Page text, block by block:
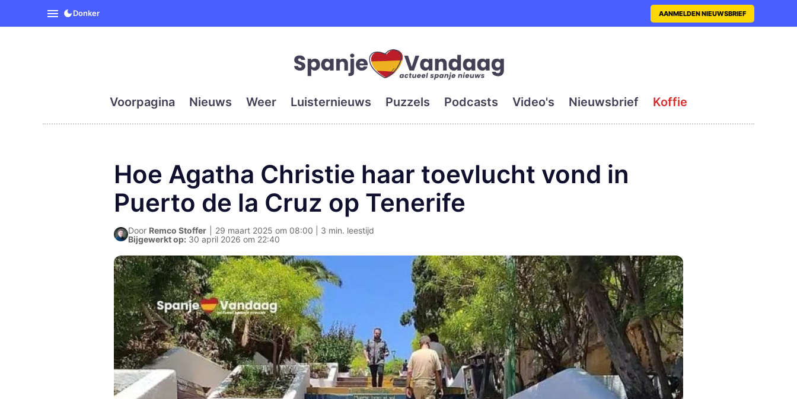
SpanjeVandaag is de eerste en grootste digitale krant met actueel en
Donker AANMELDEN NIEUWSBRIEF
Voorpagina Nieuws Weer Luisternieuws Puzzels Podcasts Video's Nieuwsbrief Koffie
Hoe Agatha Christie haar toevlucht vond in
Puerto de la Cruz op Tenerife
Door Remco Stoffer
29 maart 2025 om 08:00 | 3 min. leestijd
Bijgewerkt op: 30 april 2026 om 22:40